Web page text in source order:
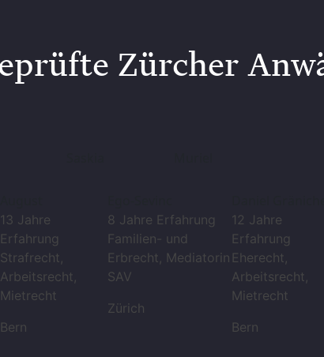
Zürcher
13 Jahre
Erfahrung
Strafrecht,
Arbeitsrecht,
Mietrecht
Bern
8 Jahre Erfahrung
Familien- und
Erbrecht, Mediatorin
SAV
Zürich
12 Jahre
Erfahrung
Eherecht,
Arbeitsrecht,
Mietrecht
Bern